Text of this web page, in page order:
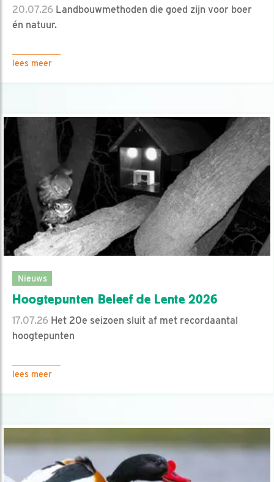
20.07.26 Landbouwmethoden die goed zijn voor boer
én natuur.
lees meer
Nieuws
Hoogtepunten Beleef de Lente 2026
17.07.26 Het 20e seizoen sluit af met recordaantal
hoogtepunten
lees meer